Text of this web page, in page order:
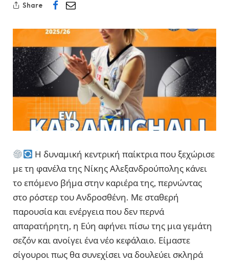
Share
Η δυναμική κεντρική παίκτρια που ξεχώρισε
με τη φανέλα της Νίκης Αλεξανδρούπολης κάνει
το επόμενο βήμα στην καριέρα της, περνώντας
στο ρόστερ του Ανδροσθένη. Με σταθερή
παρουσία και ενέργεια που δεν περνά
απαρατήρητη, η Εύη αφήνει πίσω της μια γεμάτη
σεζόν και ανοίγει ένα νέο κεφάλαιο. Είμαστε
σίγουροι πως θα συνεχίσει να δουλεύει σκληρά